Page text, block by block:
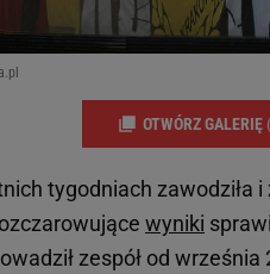
OTWÓRZ GALERIĘ
tygodniach zawodziła
wyniki
zespół od